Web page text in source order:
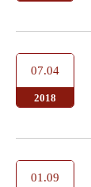
07.04
2018
01.09